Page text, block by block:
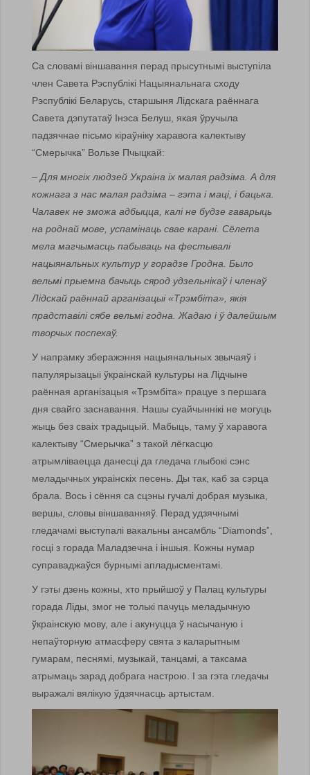
Са словамі віншавання перад прысутнымі выступіла
член Савета Рэспублікі Нацыянальнага сходу
Рэспублікі Беларусь, старшыня Лідскага раённага
Савета дэпутатаў Інэса Белуш, якая ўручыла
падзячнае пісьмо кіраўніку харавога калектыву
“Смерычка” Вользе Пчыцкай:
– Для многіх людзей Украіна іх малая радзіма. А для
кожнага з нас малая радзіма – гэта і маці, і бацька.
Чалавек не зможа адбыцца, калі не будзе гаварыць
на роднай мове, успамінаць свае карані. Сёлета
мела магчымасць пабываць на фестывалі
нацыянальных культур у горадзе Гродна. Было
вельмі прыемна бачыць сярод удзельнікаў і членаў
Лідскай раённай арганізацыі «Трэмбіта», якія
прадставілі сябе вельмі годна. Жадаю і ў далейшым
творчых поспехаў.
У напрамку зберажэння нацыянальных звычаяў і
папулярызацыі ўкраінскай культуры на Лідчыне
раённая арганізацыя «Трэмбіта» працуе з першага
дня свайго заснавання. Нашы суайчыннікі не могуць
жыць без сваіх традыцый. Мабыць, таму ў харавога
калектыву “Смерычка” з такой лёгкасцю
атрымліваецца данесці да гледача глыбокі сэнс
меладычных украінскіх песень. Ды так, каб за сэрца
брала. Вось і сёння са сцэны гучалі добрая музыка,
вершы, словы віншаванняў. Перад удзячнымі
гледачамі выступалі вакальны ансамбль “Diamonds”,
госці з горада Маладзечна і іншыя. Кожны нумар
суправаджаўся бурнымі апладысментамі.
У гэты дзень кожны, хто прыйшоў у Палац культуры
горада Ліды, змог не толькі пачуць меладычную
ўкраінскую мову, але і акунуцца ў насычаную і
непаўторную атмасферу свята з каларытным
гумарам, песнямі, музыкай, танцамі, а таксама
атрымаць зарад добрага настрою. І за гэта гледачы
выражалі вялікую ўдзячнасць артыстам.